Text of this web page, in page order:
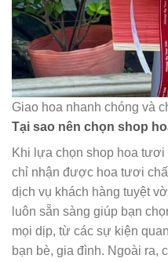
Giao hoa nhanh chóng và
Tại sao nên chọn shop
Khi lựa chọn shop hoa tươi
chỉ nhận được hoa tươi
dịch vụ khách hàng tuyệt
luôn sẵn sàng giúp bạn
mọi dịp, từ các sự kiện
bạn bè, gia đình. Ngoài ra,